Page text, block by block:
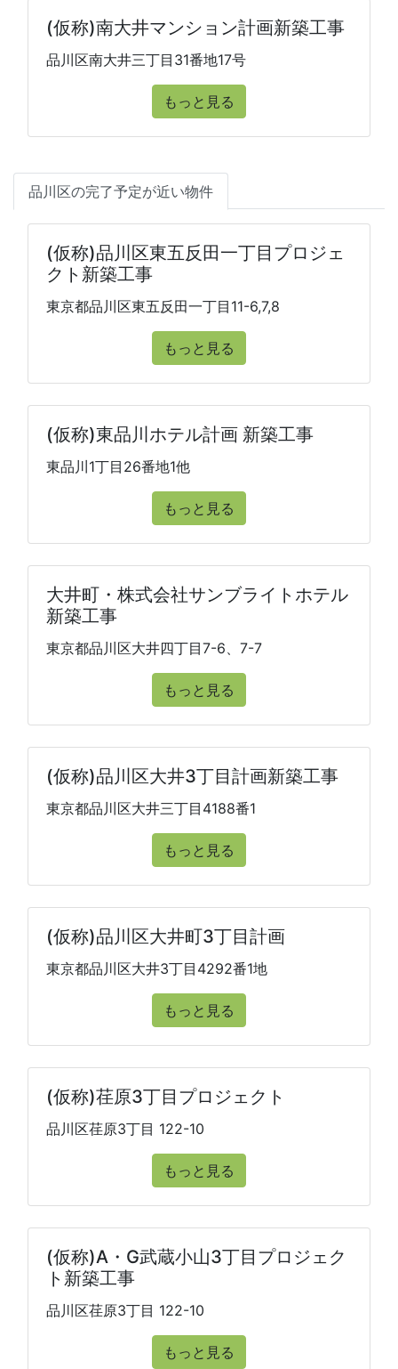
(仮称)南大井マンション計画新築工事
品川区南大井三丁目31番地17号
もっと見る
品川区の完了予定が近い物件
(仮称)品川区東五反田一丁目プロジェ
クト新築工事
東京都品川区東五反田一丁目11-6,7,8
もっと見る
(仮称)東品川ホテル計画 新築工事
東品川1丁目26番地1他
もっと見る
大井町・株式会社サンブライトホテル
新築工事
東京都品川区大井四丁目7-6、7-7
もっと見る
(仮称)品川区大井3丁目計画新築工事
東京都品川区大井三丁目4188番1
もっと見る
(仮称)品川区大井町3丁目計画
東京都品川区大井3丁目4292番1地
もっと見る
(仮称)荏原3丁目プロジェクト
品川区荏原3丁目 122-10
もっと見る
(仮称)A・G武蔵小山3丁目プロジェク
ト新築工事
品川区荏原3丁目 122-10
もっと見る